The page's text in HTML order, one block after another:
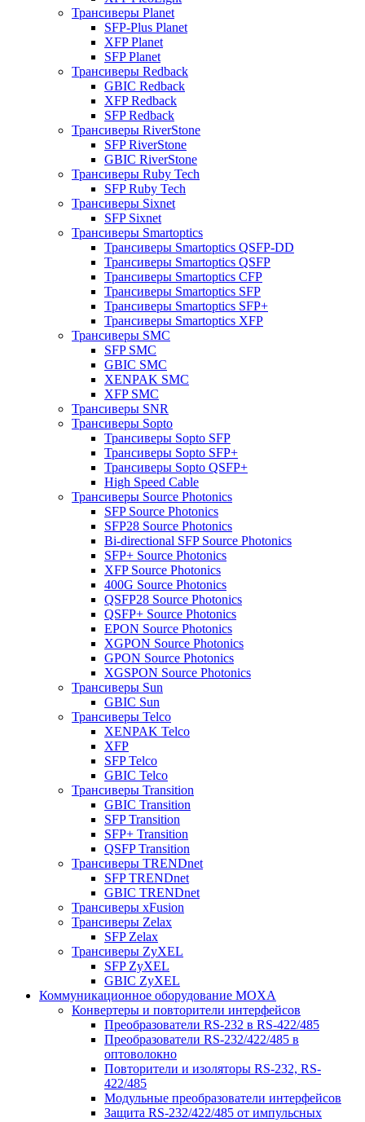
Трансиверы Planet
SFP-Plus Planet
XFP Planet
SFP Planet
Трансиверы Redback
GBIC Redback
XFP Redback
SFP Redback
Трансиверы RiverStone
SFP RiverStone
GBIC RiverStone
Трансиверы Ruby Tech
SFP Ruby Tech
Трансиверы Sixnet
SFP Sixnet
Трансиверы Smartoptics
Трансиверы Smartoptics QSFP-DD
Трансиверы Smartoptics QSFP
Трансиверы Smartoptics CFP
Трансиверы Smartoptics SFP
Трансиверы Smartoptics SFP+
Трансиверы Smartoptics XFP
Трансиверы SMC
SFP SMC
GBIC SMC
XENPAK SMC
XFP SMC
Трансиверы SNR
Трансиверы Sopto
Трансиверы Sopto SFP
Трансиверы Sopto SFP+
Трансиверы Sopto QSFP+
High Speed Cable
Трансиверы Source Photonics
SFP Source Photonics
SFP28 Source Photonics
Bi-directional SFP Source Photonics
SFP+ Source Photonics
XFP Source Photonics
400G Source Photonics
QSFP28 Source Photonics
QSFP+ Source Photonics
EPON Source Photonics
XGPON Source Photonics
GPON Source Photonics
XGSPON Source Photonics
Трансиверы Sun
GBIC Sun
Трансиверы Telco
XENPAK Telco
XFP
SFP Telco
GBIC Telco
Трансиверы Transition
GBIC Transition
SFP Transition
SFP+ Transition
QSFP Transition
Трансиверы TRENDnet
SFP TRENDnet
GBIC TRENDnet
Трансиверы xFusion
Трансиверы Zelax
SFP Zelax
Трансиверы ZyXEL
SFP ZyXEL
GBIC ZyXEL
Коммуникационное оборудование MOXA
Конвертеры и повторители интерфейсов
Преобразователи RS-232 в RS-422/485
Преобразователи RS-232/422/485 в
оптоволокно
Повторители и изоляторы RS-232, RS-
422/485
Модульные преобразователи интерфейсов
Защита RS-232/422/485 от импульсных